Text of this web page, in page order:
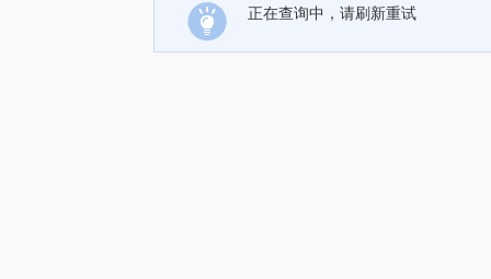
正在查询中，请刷新重试